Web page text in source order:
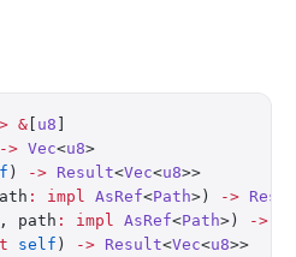
& u8
-> Vec<u8>
) -> Result<Vec<u8>>
: impl AsRef<Path>) ->
, path : impl AsRef<Path>) ->
self ) -> Result<Vec<u8>>